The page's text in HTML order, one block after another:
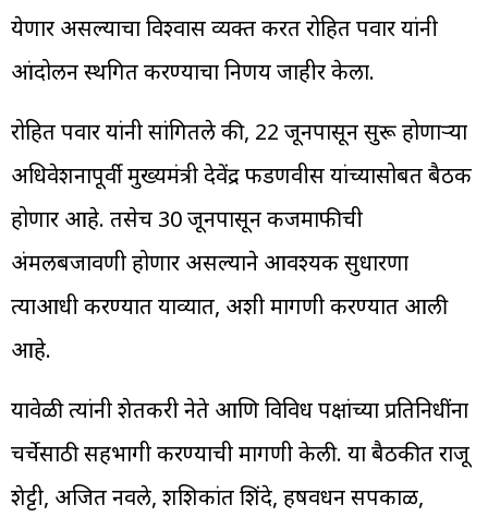
येणार असल्याचा विश्वास व्यक्त करत रोहित पवार यांनी
आंदोलन स्थगित करण्याचा निर्णय जाहीर केला.
रोहित पवार यांनी सांगितले की, 22 जूनपासून सुरू होणाऱ्या
अधिवेशनापूर्वी मुख्यमंत्री देवेंद्र फडणवीस यांच्यासोबत बैठक
होणार आहे. तसेच 30 जूनपासून कर्जमाफीची
अंमलबजावणी होणार असल्याने आवश्यक सुधारणा
त्याआधी करण्यात याव्यात, अशी मागणी करण्यात आली
आहे.
यावेळी त्यांनी शेतकरी नेते आणि विविध पक्षांच्या प्रतिनिधींना
चर्चेसाठी सहभागी करण्याची मागणी केली. या बैठकीत राजू
शेट्टी, अजित नवले, शशिकांत शिंदे, हर्षवर्धन सपकाळ,